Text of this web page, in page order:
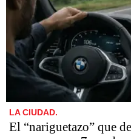
LA CIUDAD.
​​​​​El “nariguetazo” que